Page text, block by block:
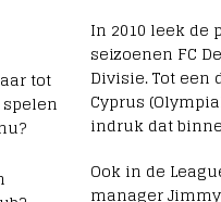
In 2010 leek de
seizoenen FC
Divisie. Tot een
Cyprus
indruk dat
Ook in de
manager
tot